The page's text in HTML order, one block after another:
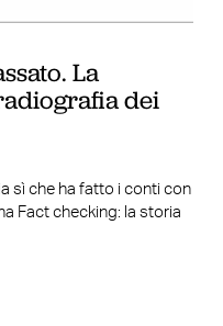
La
dei
sì che ha fatto i conti con
Fact checking: la storia